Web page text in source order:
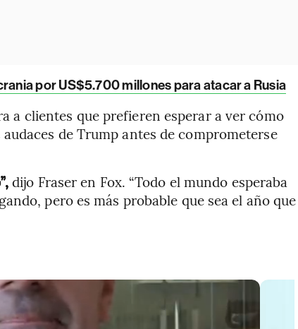
por US$5.700 millones para atacar a Rusia
a clientes que prefieren esperar a ver cómo
de Trump antes de comprometerse
dijo Fraser en Fox. “Todo el mundo esperaba
pero es más probable que sea el año que